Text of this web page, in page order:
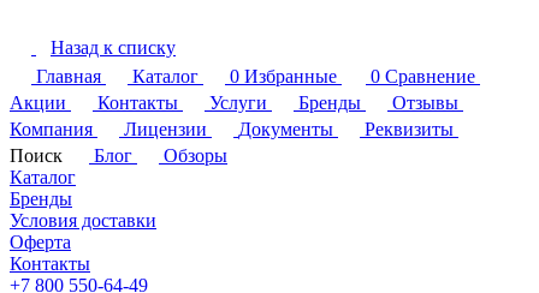
Назад к списку
Главная
Каталог 0 Избранные 0 Сравнение
Акции
Контакты Услуги Бренды
Отзывы
Компания
Лицензии Документы
Реквизиты
Поиск
Блог
Обзоры
Каталог
Бренды
Условия доставки
Оферта
Контакты
+7 800 550-64-49